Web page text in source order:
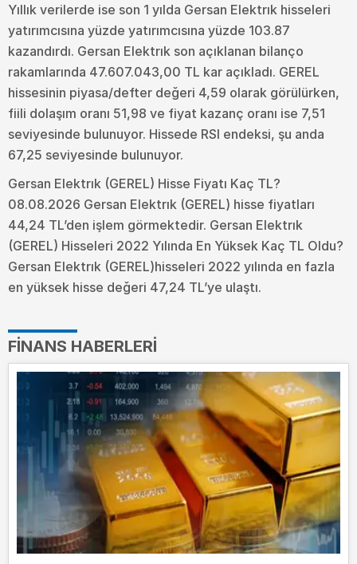
Yıllık verilerde ise son 1 yılda Gersan Elektrık hisseleri
yatırımcısına yüzde yatırımcısına yüzde 103.87
kazandırdı. Gersan Elektrık son açıklanan bilanço
rakamlarında 47.607.043,00 TL kar açıkladı. GEREL
hissesinin piyasa/defter değeri 4,59 olarak görülürken,
fiili dolaşım oranı 51,98 ve fiyat kazanç oranı ise 7,51
seviyesinde bulunuyor. Hissede RSI endeksi, şu anda
67,25 seviyesinde bulunuyor.
Gersan Elektrık (GEREL) Hisse Fiyatı Kaç TL?
08.08.2026 Gersan Elektrık (GEREL) hisse fiyatları
44,24 TL’den işlem görmektedir. Gersan Elektrık
(GEREL) Hisseleri 2022 Yılında En Yüksek Kaç TL Oldu?
Gersan Elektrık (GEREL)hisseleri 2022 yılında en fazla
en yüksek hisse değeri 47,24 TL’ye ulaştı.
FINANS HABERLERI